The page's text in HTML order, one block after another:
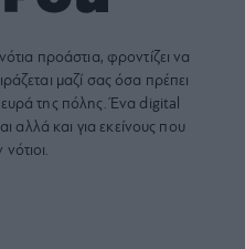
νότια προάστια, φροντίζει να
μαζί σας όσα πρέπει
της πόλης. Ένα digital
αλλά και για εκείνους που